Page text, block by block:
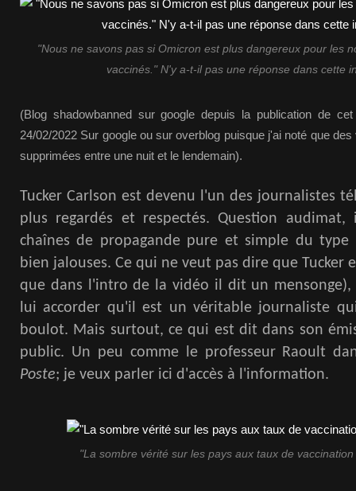
"Nous ne savons pas si Omicron est plus dangereux pour les
vaccinés." N'y a-t-il pas une réponse dans cette
(Blog shadowbanned sur google depuis la publication de
24/02/2022 Sur google ou sur overblog puisque j'ai noté que
supprimées entre une nuit et le lendemain).
Tucker Carlson est devenu l'un des journalistes
plus regardés et respectés. Question
chaînes de propagande pure et simple du type
bien jalouses. Ce qui ne veut pas dire que Tucker
que dans l'intro de la vidéo il dit un
lui accorder qu'il est un véritable journaliste
boulot. Mais surtout, ce qui est dit dans son
public. Un peu comme le professeur Raoult
Poste; je veux parler ici d'accès à l'information.
"La sombre vérité sur les pays aux taux de